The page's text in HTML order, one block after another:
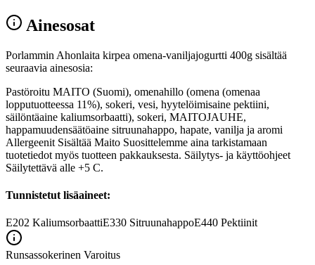
Ainesosat
Porlammin Ahonlaita kirpea omena-vaniljajogurtti 400g sisältää
seuraavia ainesosia:
Pastöroitu MAITO (Suomi), omenahillo (omena (omenaa
lopputuotteessa 11%), sokeri, vesi, hyytelöimisaine pektiini,
säilöntäaine kaliumsorbaatti), sokeri, MAITOJAUHE,
happamuudensäätöaine sitruunahappo, hapate, vanilja ja aromi
Allergeenit Sisältää Maito Suosittelemme aina tarkistamaan
tuotetiedot myös tuotteen pakkauksesta. Säilytys- ja käyttöohjeet
Säilytettävä alle +5 C.
Tunnistetut lisäaineet:
E202 KaliumsorbaattiE330 SitruunahappoE440 Pektiinit
Runsassokerinen Varoitus